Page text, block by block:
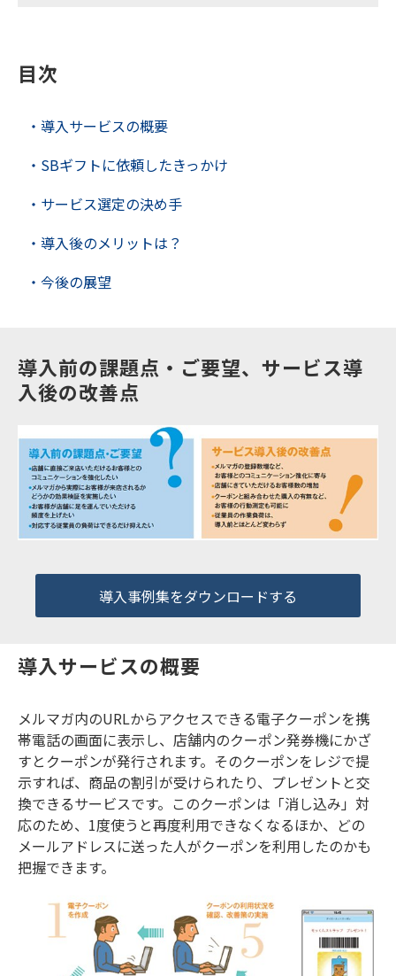
目次
・導入サービスの概要
・SBギフトに依頼したきっかけ
・サービス選定の決め手
・導入後のメリットは？
・今後の展望
導入前の課題点・ご要望、サービス導
入後の改善点
導入事例集をダウンロードする
導入サービスの概要
メルマガ内のURLからアクセスできる電子クーポンを携
帯電話の画面に表示し、店舗内のクーポン発券機にかざ
すとクーポンが発行されます。そのクーポンをレジで提
示すれば、商品の割引が受けられたり、プレゼントと交
換できるサービスです。このクーポンは「消し込み」対
応のため、1度使うと再度利用できなくなるほか、どの
メールアドレスに送った人がクーポンを利用したのかも
把握できます。